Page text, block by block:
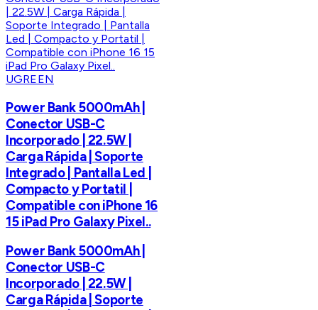
UGREEN
Power Bank 5000mAh |
Conector USB-C
Incorporado | 22.5W |
Carga Rápida | Soporte
Integrado | Pantalla Led |
Compacto y Portatil |
Compatible con iPhone 16
15 iPad Pro Galaxy Pixel..
Power Bank 5000mAh |
Conector USB-C
Incorporado | 22.5W |
Carga Rápida | Soporte